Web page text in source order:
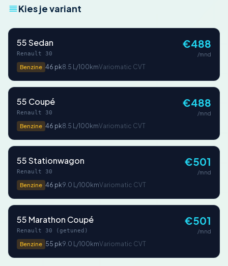
Kies je variant
55 Sedan
Renault 30
Benzine 46 pk8.5 L/100kmVariomatic CVT
€488
/mnd
55 Coupé
Renault 30
Benzine 46 pk8.5 L/100kmVariomatic CVT
€488
/mnd
55 Stationwagon
Renault 30
Benzine 46 pk9.0 L/100kmVariomatic CVT
€501
/mnd
55 Marathon Coupé
Renault 30 (getuned)
Benzine 55 pk9.0 L/100kmVariomatic CVT
€501
/mnd